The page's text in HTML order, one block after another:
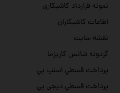
نمونه قرارداد کاشیکاری
اطاعات کاشیکاران
نقشه سایت
گردونه شانس کاریزما
پرداخت قسطي اسنپ پي
پرداخت قسطي دیجی پي